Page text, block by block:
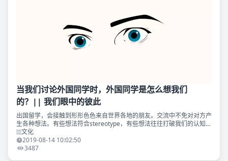
当我们讨论外国同学时，外国同学是怎么想我们
的？|| 我们眼中的彼此
出国留学，会接触到形形色色来自世界各地的朋友。交流中不免对对方产
生各种想法。有些想法符合stereotype，有些想法往往打破我们的认知。
那么，当我们傻傻分不清日本韩国人，觉得白人高冷，黑人懒惰，印度同
学不洗澡的
文化
2019-08-14 10:02:50
3487